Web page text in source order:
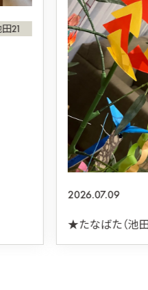
2026.07.09
★たなばた（池田）